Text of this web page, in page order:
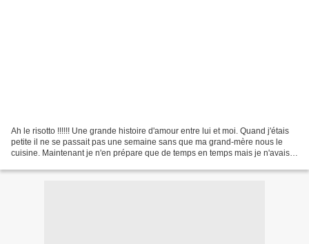
Ah le risotto !!!!!! Une grande histoire d'amour entre lui et moi. Quand j'étais
petite il ne se passait pas une semaine sans que ma grand-mère nous le
cuisine. Maintenant je n'en prépare que de temps en temps mais je n'avais